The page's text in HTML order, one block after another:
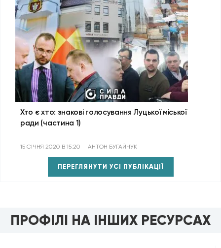
Хто є хто: знакові голосування Луцької міської
ради (частина 1)
15 СІЧНЯ 2020 В 15:20 АНТОН БУГАЙЧУК
ПЕРЕГЛЯНУТИ УСІ ПУБЛІКАЦІЇ
ПРОФІЛІ НА ІНШИХ РЕСУРСАХ